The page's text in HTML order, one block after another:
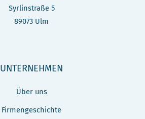
Syrlinstraße 5
89073 Ulm
UNTERNEHMEN
Über uns
Firmengeschichte